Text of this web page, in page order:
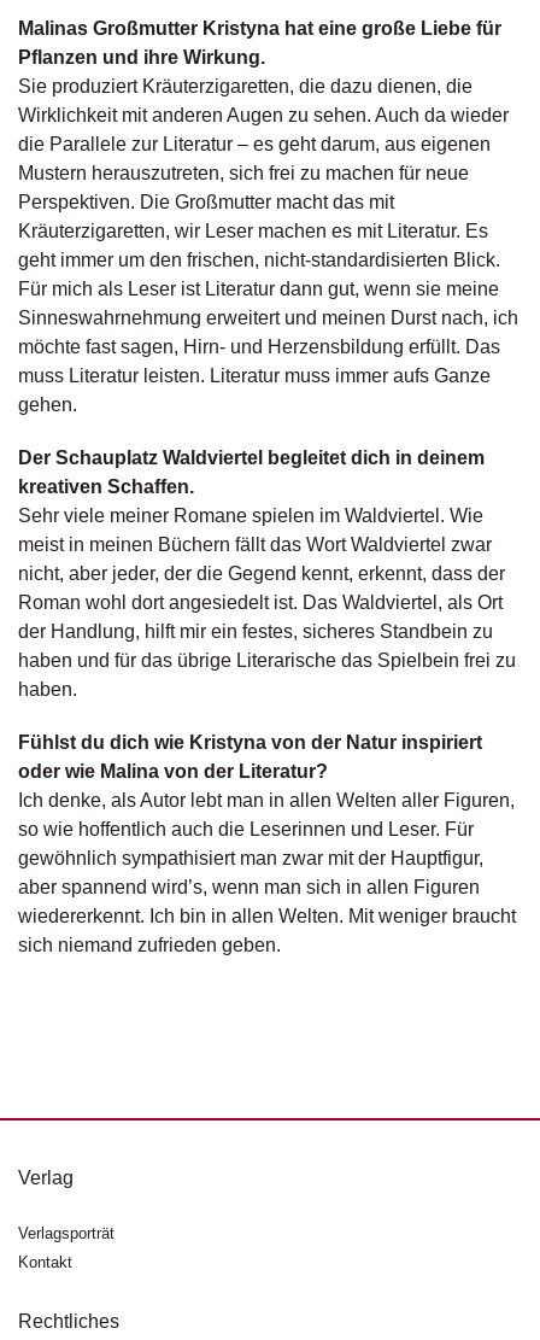
i
g
h
ts
Ü
b
e
r
u
n
s
U
m
w
t
N
w
sl
e
tt
e
N
e
u
e
r
s
c
h
e
i
Malinas Großmutter Kristyna hat eine große Liebe für
Pflanzen und ihre Wirkung.
Sie produziert Kräuterzigaretten, die dazu dienen, die
Wirklichkeit mit anderen Augen zu sehen. Auch da wieder
die Parallele zur Literatur – es geht darum, aus eigenen
Mustern herauszutreten, sich frei zu machen für neue
Perspektiven. Die Großmutter macht das mit
Kräuterzigaretten, wir Leser machen es mit Literatur. Es
geht immer um den frischen, nicht-standardisierten Blick.
Für mich als Leser ist Literatur dann gut, wenn sie meine
Sinneswahrnehmung erweitert und meinen Durst nach, ich
möchte fast sagen, Hirn- und Herzensbildung erfüllt. Das
muss Literatur leisten. Literatur muss immer aufs Ganze
gehen.
Der Schauplatz Waldviertel begleitet dich in deinem
kreativen Schaffen.
Sehr viele meiner Romane spielen im Waldviertel. Wie
meist in meinen Büchern fällt das Wort Waldviertel zwar
nicht, aber jeder, der die Gegend kennt, erkennt, dass der
Roman wohl dort angesiedelt ist. Das Waldviertel, als Ort
der Handlung, hilft mir ein festes, sicheres Standbein zu
haben und für das übrige Literarische das Spielbein frei zu
haben.
Fühlst du dich wie Kristyna von der Natur inspiriert
oder wie Malina von der Literatur?
Ich denke, als Autor lebt man in allen Welten aller Figuren,
so wie hoffentlich auch die Leserinnen und Leser. Für
gewöhnlich sympathisiert man zwar mit der Hauptfigur,
aber spannend wird’s, wenn man sich in allen Figuren
wiedererkennt. Ich bin in allen Welten. Mit weniger braucht
sich niemand zufrieden geben.
Verlag
Verlagsporträt
Kontakt
Rechtliches